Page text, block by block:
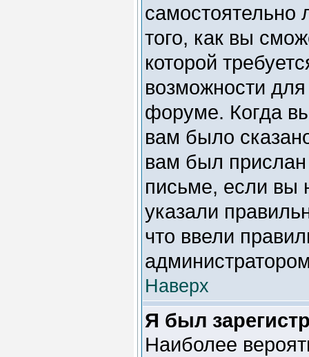
того, как вы
которой
возможности
форуме. Когда
вам было
вам был прислан
письме, если вы
указали
что ввели
Наверх
Я был
Наиболее